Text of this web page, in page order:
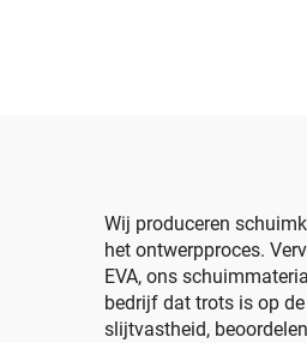
Wij produceren
het ontwerpproces.
EVA, ons
bedrijf dat trots is op
slijtvastheid,